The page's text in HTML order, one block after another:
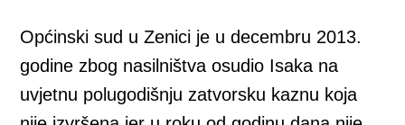
Općinski sud u Zenici je u decembru 2013.
godine zbog nasilništva osudio Isaka na
uvjetnu polugodišnju zatvorsku kaznu koja